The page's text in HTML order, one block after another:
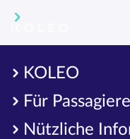
KOLEO
Für Passagiere
Nützliche